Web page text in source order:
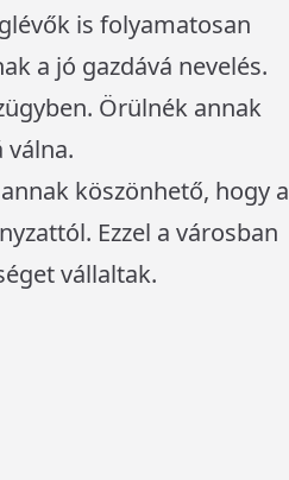
is folyamatosan
a jó gazdává nevelés.
Örülnék annak
válna.
köszönhető, hogy a
Ezzel a városban
vállaltak.